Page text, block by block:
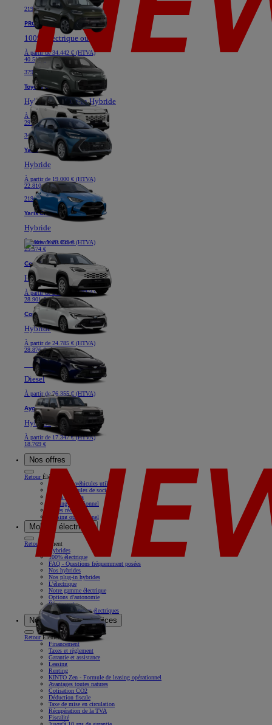
219 € /mois (HTVA) *
PROACE VERSO
100% électrique ou Diesel
À partir de34.442 € (HTVA)
40.517 €
379 € /mois (HTVA) *
Toyota C-HR
Hybride ou Plug-in Hybride
À partir de
24.777 € (HTVA)
29.736 €
349 € /mois (HTVA) *
Yaris
Hybride
À partir de 19.000 € (HTVA)
22.810 €
219 € /mois (HTVA) *
Yaris Cross
Hybride
À partir de23.095 € (HTVA)
25.574 €
Corolla Hatchback
Hybride
À partir de24.785 € (HTVA)
28.901 €
Corolla Touring Sports
Hybride
À partir de 24.785 € (HTVA)
28.876 €
Nouveau
Land Cruiser
Diesel
À partir de 76.355 € (HTVA)
Aygo X
Hybride
À partir de 17.347 € (HTVA)
18.769 €
Nos offres
RetourÉlément
Nos offres véhicules utilitaires
Offres véhicules de société
Offres récentes
Leasing opérationnel
Offres récentes
Leasing opérationnel
Mobilité électrique
Retour
Élément
Hybrides
100% électrique
FAQ - Questions fréquemment posées
Nos hybrides
Nos plug-in hybrides
L'électrique
Notre gamme électrique
Options d'autonomie
Pluginvest
Nos camionnettes électriques
Nos solutions & services
RetourÉlément
Financement
Taxes et règlement
Garantie et assistance
Leasing
Renting
KINTO Zen - Formule de leasing opérationnel
Avantages toutes natures
Cotisation CO2
Déduction fiscale
Taxe de mise en circulation
Récupération de la TVA
Fiscalité